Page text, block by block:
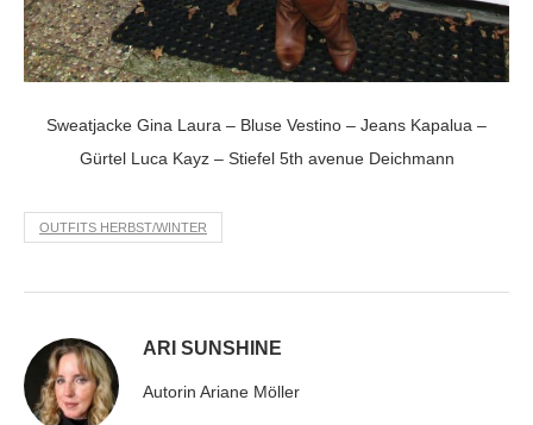
Sweatjacke Gina Laura – Bluse Vestino – Jeans Kapalua –
Gürtel Luca Kayz – Stiefel 5th avenue Deichmann
OUTFITS HERBST/WINTER
ARI SUNSHINE
Autorin Ariane Möller